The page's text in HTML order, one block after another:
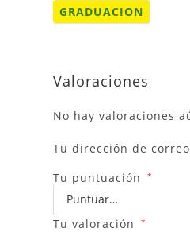
GRADUACION
Valoraciones
No hay valoraciones
Tu dirección de
Tu puntuación *
Tu valoración *